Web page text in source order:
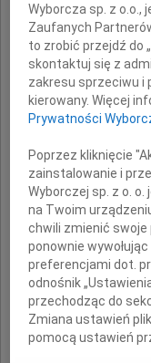
"przenoś moją duszę
Wyborcza sp. z o.o.,
Zaufanych
to zrobić przejdź do
skontaktuj się z
zakresu sprzeciwu i
kierowany. Więcej
Prywatności
Poprzez kliknięcie
zainstalowanie i
Wyborczej sp. z o. o.
na Twoim
chwili zmienić swoje
ponownie
preferencjami dot.
odnośnik
przechodząc do
Zmiana ustawień
pomocą ustawień